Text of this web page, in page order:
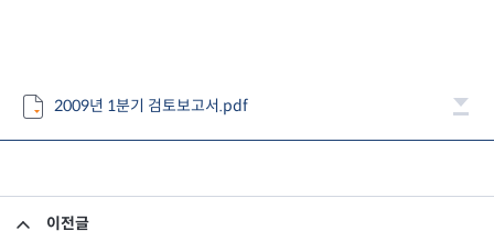
2009년 1분기 검토보고서.pdf
이전글